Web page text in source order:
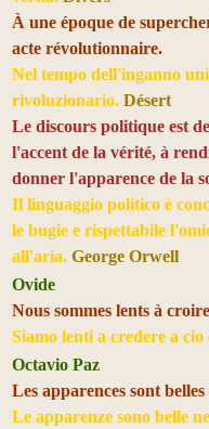
À une époque de
acte révolutionnaire.
Nel tempo dell'inganno
rivoluzionario. Désert
Le discours politique est
l'accent de la vérité, à
donner l'apparence de la
Il linguaggio politico è
le bugie e rispettabile
all'aria. George Orwell
Ovide
Nous sommes lents à
Siamo lenti a credere a
Octavio Paz
Les apparences sont
Le apparenze sono belle